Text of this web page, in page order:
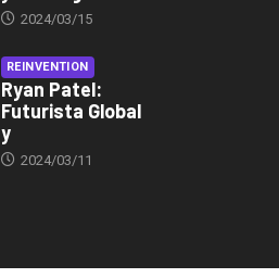
2024/03/15
REINVENTION
Ryan Patel:
Futurista Global
y
2024/03/11